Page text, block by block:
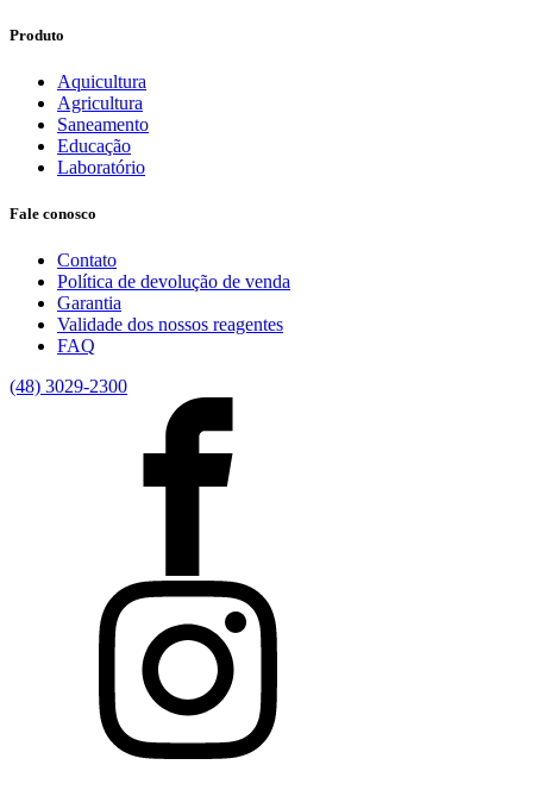
Produto
Aquicultura
Agricultura
Saneamento
Educação
Laboratório
Fale conosco
Contato
Política de devolução de venda
Garantia
Validade dos nossos reagentes
FAQ
(48) 3029-2300